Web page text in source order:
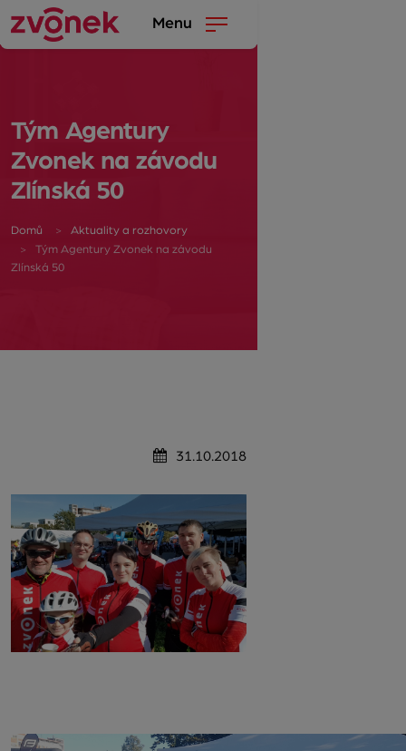
Menu
Tým Agentury
Zvonek na závodu
Zlínská 50
Domů
Aktuality a rozhovory
Tým Agentury Zvonek na závodu
Zlínská 50
31.10.2018